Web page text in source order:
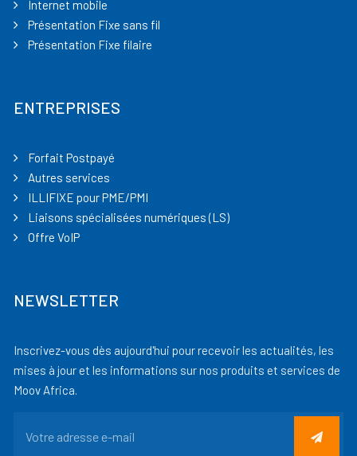
Internet mobile
Présentation Fixe sans fil
Présentation Fixe filaire
ENTREPRISES
Forfait Postpayé
Autres services
ILLIFIXE pour PME/PMI
Liaisons spécialisées numériques (LS)
Offre VoIP
NEWSLETTER
Inscrivez-vous dès aujourd'hui pour recevoir les actualités, les
mises à jour et les informations sur nos produits et services de
Moov Africa.